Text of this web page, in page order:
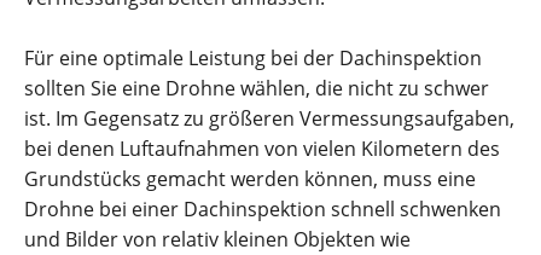
Für eine optimale Leistung bei der Dachinspektion
sollten Sie eine Drohne wählen, die nicht zu schwer
ist. Im Gegensatz zu größeren Vermessungsaufgaben,
bei denen Luftaufnahmen von vielen Kilometern des
Grundstücks gemacht werden können, muss eine
Drohne bei einer Dachinspektion schnell schwenken
und Bilder von relativ kleinen Objekten wie